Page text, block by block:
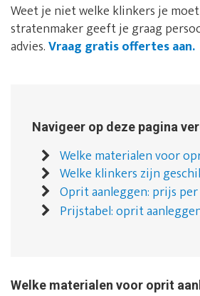
Weet je niet welke klinkers je
stratenmaker geeft je graag
advies.Vraag gratis offertes aan.
Navigeer op deze pagina
Welke materialen voor
Welke klinkers zijn
Oprit aanleggen: prijs per
Prijstabel: oprit
Welke materialen voor oprit